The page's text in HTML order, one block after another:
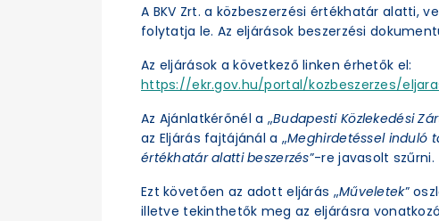
A BKV Zrt. a közbeszerzési értékhatár alatti,
folytatja le. Az eljárások beszerzési
Az eljárások a következő linken érhetők el:
https://ekr.gov.hu/portal/kozbeszerzes/
Az Ajánlatkérőnél a „Budapesti Közlekedési
az Eljárás fajtájánál a „Meghirdetéssel induló
értékhatár alatti beszerzés”-re javasolt szűrni.
Ezt követően az adott eljárás „Műveletek”
illetve tekinthetők meg az eljárásra